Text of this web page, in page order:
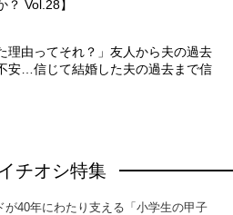
？ Vol.28】
理由ってそれ？」友人から夫の過去
安…信じて結婚した夫の過去まで信
チオシ特集
が40年にわたり支える「小学生の甲子